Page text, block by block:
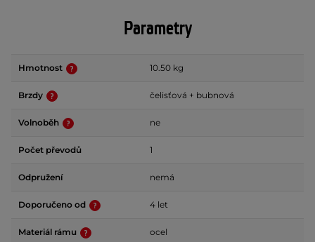
Parametry
Hmotnost 10.50 kg
Brzdy čelisťová + bubnová
Volnoběh ne
Počet převodů 1
Odpružení nemá
Doporučeno od 4 let
Materiál rámu ocel